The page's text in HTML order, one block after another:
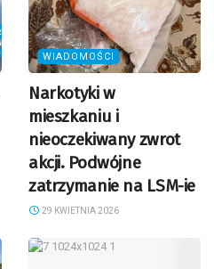
WIADOMOŚCI
Narkotyki w
mieszkaniu i
nieoczekiwany zwrot
akcji. Podwójne
zatrzymanie na LSM-ie
29 KWIETNIA 2026